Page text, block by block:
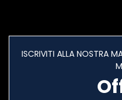
ISCRIVITI ALLA NOSTRA